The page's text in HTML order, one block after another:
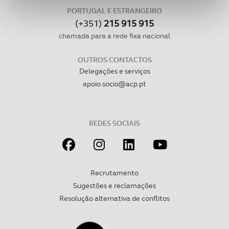
funcionalidades de redes sociais, bem como para
analisar dados de navegação no nosso website.
utilização do nosso site de publicidade e de análise, com
parceiros e organizações na UE e em países terceiros.
consentimento e quando tal se afigure estritamente
necessário no contexto dos serviços a prestar.
tecnologias similares pode ter impacto na sua
experiência de navegação no Website e nos serviços
disponibilizados.
Consulte a política de cookies do site.
PORTUGAL E ESTRANGEIRO
(+351) 215 915 915
chamada para a rede fixa nacional
OUTROS CONTACTOS
Delegações e serviços
apoio.socio@acp.pt
REDES SOCIAIS
Recrutamento
Sugestões e reclamações
Resolução alternativa de conflitos